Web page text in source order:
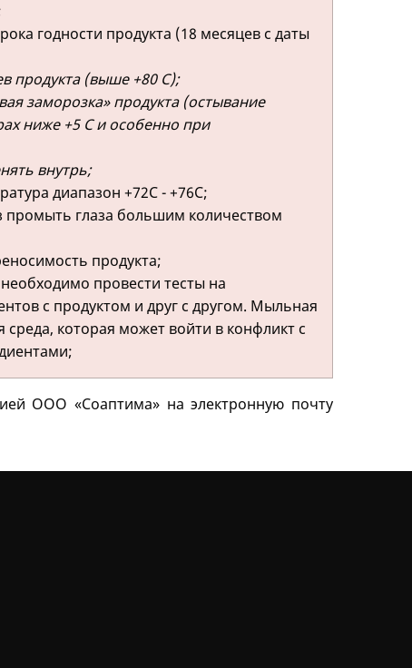
годности продукта (18 месяцев с даты
продукта (выше +80 С);
заморозка» продукта (остывание
ниже +5 С и особенно при
внутрь;
диапазон +72С - +76С;
промыть глаза большим количеством
продукта;
провести тесты на
с продуктом и друг с другом. Мыльная
которая может войти в конфликт с
ООО «Соаптима» на электронную почту